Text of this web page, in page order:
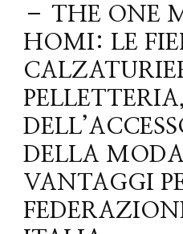
– THE ONE
HOMI: LE
PELLETTERIA,
DELLA
VANTAGGI